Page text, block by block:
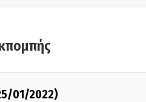
01/2022)